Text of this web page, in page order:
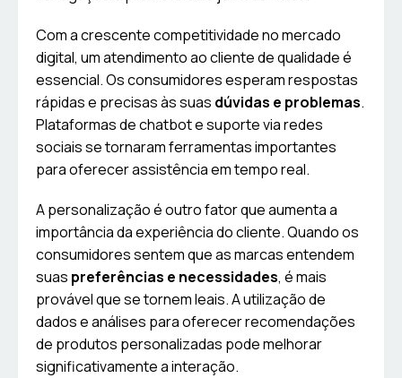
Com a crescente competitividade no mercado
digital, um atendimento ao cliente de qualidade é
essencial. Os consumidores esperam respostas
rápidas e precisas às suas dúvidas e problemas.
Plataformas de chatbot e suporte via redes
sociais se tornaram ferramentas importantes
para oferecer assistência em tempo real.
A personalização é outro fator que aumenta a
importância da experiência do cliente. Quando os
consumidores sentem que as marcas entendem
suas preferências e necessidades, é mais
provável que se tornem leais. A utilização de
dados e análises para oferecer recomendações
de produtos personalizadas pode melhorar
significativamente a interação.